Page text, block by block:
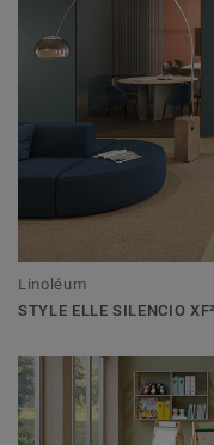
Linoléum
STYLE ELLE SILENCIO